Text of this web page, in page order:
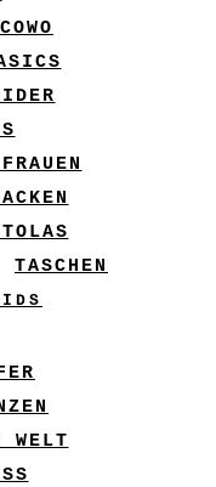
COWO
TASCHEN
WELT